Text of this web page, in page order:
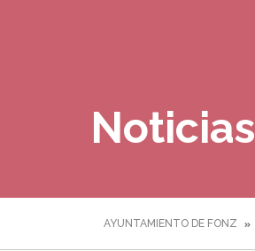
Noticias
AYUNTAMIENTO DE FONZ